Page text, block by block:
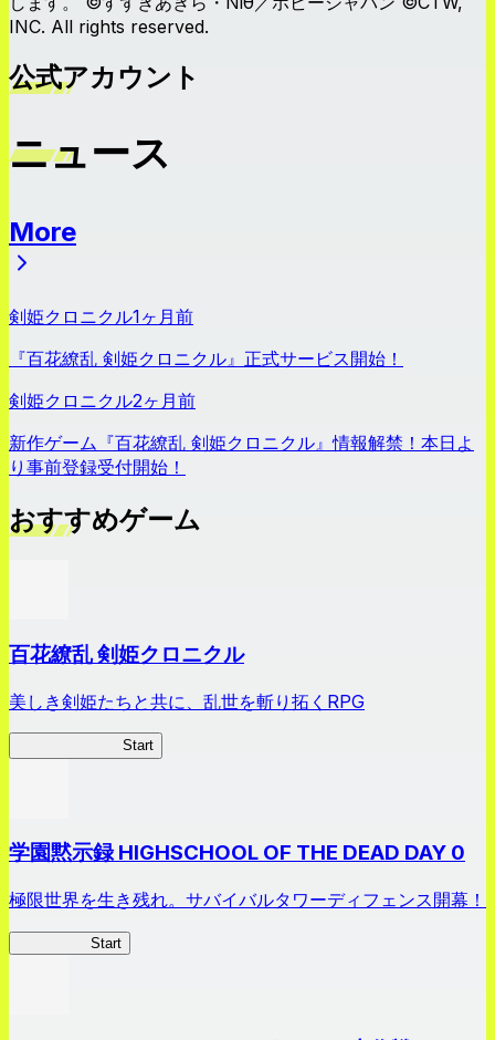
INC. All rights reserved.
公式アカウント
ニュース
More
剣姫クロニクル1ヶ月前
『百花繚乱 剣姫クロニクル』正式サービス開始！
剣姫クロニクル2ヶ月前
新作ゲーム『百花繚乱 剣姫クロニクル』情報解禁！本日よ
り事前登録受付開始！
おすすめゲーム
百花繚乱 剣姫クロニクル
美しき剣姫たちと共に、乱世を斬り拓くRPG
Start
学園黙示録 HIGHSCHOOL OF THE DEAD DAY 0
極限世界を生き残れ。サバイバルタワーディフェンス開幕！
Start